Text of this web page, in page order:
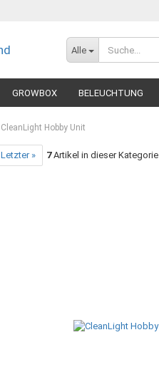
Alle
GROWBOX BELEUCHTUNG
CleanLight Hobby Unit
Letzter » 7Artikel in dieser Kategorie